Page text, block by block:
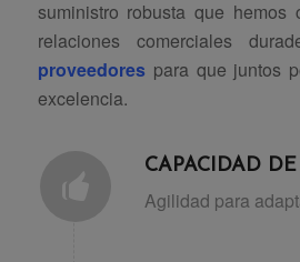
suministro robusta que hemos
relaciones comerciales
proveedores para que juntos
excelencia.
CAPACIDAD
Agilidad para